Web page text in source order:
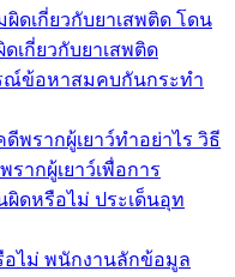
ดเกี่ยวกับยาเสพติด โดน
เกี่ยวกับยาเสพติด
ณ์ข้อหาสมคบกันกระทำ
พรากผู้เยาว์ทำอย่าไร วิธี
ากผู้เยาว์เพื่อการ
ดหรือไม่ ประเด็นอุท
ไม่ พนักงานลักข้อมูล